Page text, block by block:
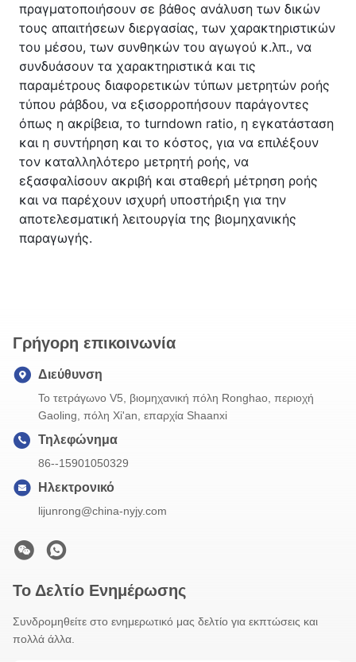
πραγματοποιήσουν σε βάθος ανάλυση των δικών
τους απαιτήσεων διεργασίας, των χαρακτηριστικών
του μέσου, των συνθηκών του αγωγού κ.λπ., να
συνδυάσουν τα χαρακτηριστικά και τις
παραμέτρους διαφορετικών τύπων μετρητών ροής
τύπου ράβδου, να εξισορροπήσουν παράγοντες
όπως η ακρίβεια, το turndown ratio, η εγκατάσταση
και η συντήρηση και το κόστος, για να επιλέξουν
τον καταλληλότερο μετρητή ροής, να
εξασφαλίσουν ακριβή και σταθερή μέτρηση ροής
και να παρέχουν ισχυρή υποστήριξη για την
αποτελεσματική λειτουργία της βιομηχανικής
παραγωγής.
Γρήγορη επικοινωνία
Διεύθυνση
Το τετράγωνο V5, βιομηχανική πόλη Ronghao, περιοχή
Gaoling, πόλη Xi'an, επαρχία Shaanxi
Τηλεφώνημα
86--15901050329
Ηλεκτρονικό
lijunrong@china-nyjy.com
Το Δελτίο Ενημέρωσης
Συνδρομηθείτε στο ενημερωτικό μας δελτίο για εκπτώσεις και
πολλά άλλα.